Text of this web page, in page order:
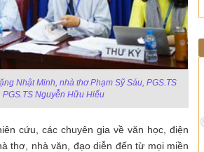
Nhật Minh, nhà thơ Phạm Sỹ Sáu, PGS.TS
Nguyễn Hữu Hiếu
cứu, các chuyên gia về văn học, điện
thơ, nhà văn, đạo diễn đến từ mọi miền